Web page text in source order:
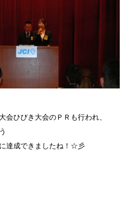
会ひびき大会のＰＲも行われ、
達成できましたね！☆彡